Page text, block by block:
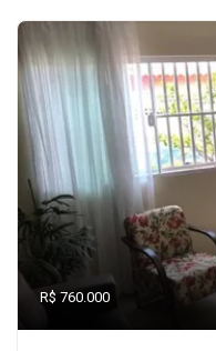
R$ 760.000